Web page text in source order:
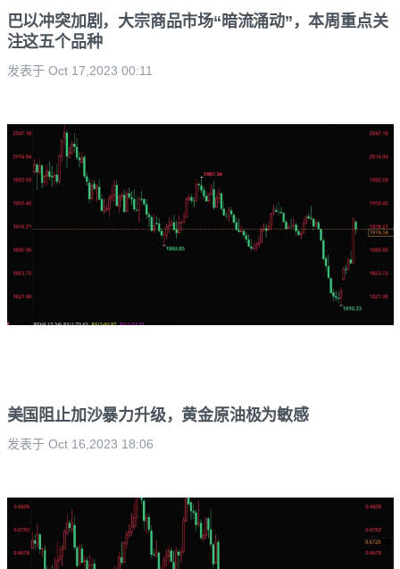
巴以冲突加剧，大宗商品市场“暗流涌动”，本周重点关
注这五个品种
发表于 Oct 17,2023 00:11
美国阻止加沙暴力升级，黄金原油极为敏感
发表于 Oct 16,2023 18:06